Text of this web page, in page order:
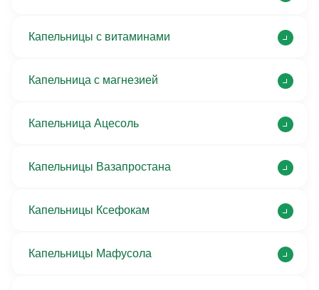
Капельницы с витаминами
Капельница с магнезией
Капельница Ацесоль
Капельницы Вазапростана
Капельницы Ксефокам
Капельницы Мафусола